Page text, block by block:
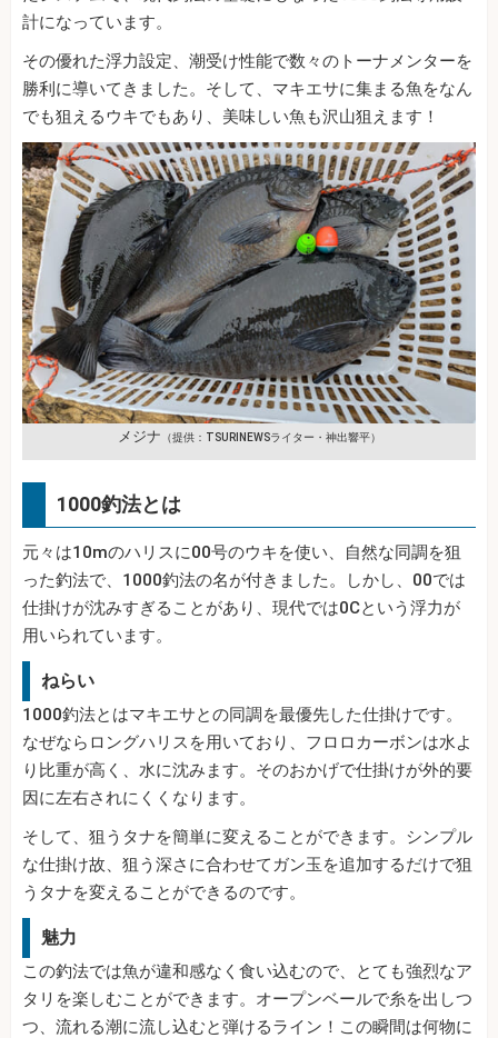
計になっています。
その優れた浮力設定、潮受け性能で数々のトーナメンターを
勝利に導いてきました。そして、マキエサに集まる魚をなん
でも狙えるウキでもあり、美味しい魚も沢山狙えます！
メジナ （提供：TSURINEWSライター・神出響平）
1000釣法とは
元々は10mのハリスに00号のウキを使い、自然な同調を狙
った釣法で、1000釣法の名が付きました。しかし、00では
仕掛けが沈みすぎることがあり、現代では0Cという浮力が
用いられています。
ねらい
1000釣法とはマキエサとの同調を最優先した仕掛けです。
なぜならロングハリスを用いており、フロロカーボンは水よ
り比重が高く、水に沈みます。そのおかげで仕掛けが外的要
因に左右されにくくなります。
そして、狙うタナを簡単に変えることができます。シンプル
な仕掛け故、狙う深さに合わせてガン玉を追加するだけで狙
うタナを変えることができるのです。
魅力
この釣法では魚が違和感なく食い込むので、とても強烈なア
タリを楽しむことができます。オープンベールで糸を出しつ
つ、流れる潮に流し込むと弾けるライン！この瞬間は何物に